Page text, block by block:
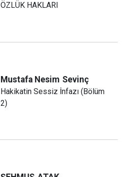
ÖZLÜK HAKLARI
Mustafa Nesim Sevinç
Hakikatin Sessiz İnfazı (Bölüm
2)